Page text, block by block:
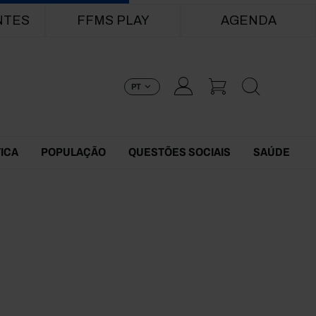
FFMS PLAY AGENDA
PT
POPULAÇÃO QUESTÕES SOCIAIS SAÚDE